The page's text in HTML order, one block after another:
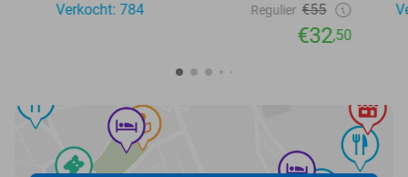
Verkocht: 784
Regulier €55
€32,50